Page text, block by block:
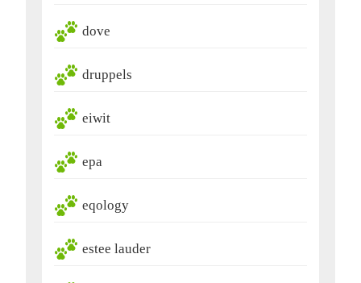
dove
druppels
eiwit
epa
eqology
estee lauder